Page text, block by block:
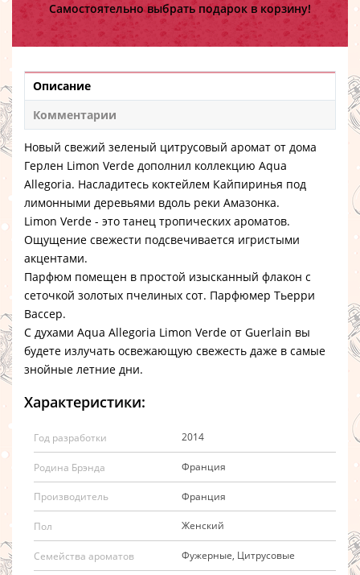
Самостоятельно выбрать подарок в корзину!
Описание
Комментарии
Новый свежий зеленый цитрусовый аромат от дома
Герлен Limon Verde дополнил коллекцию Aqua
Allegoria. Насладитесь коктейлем Кайпиринья под
лимонными деревьями вдоль реки Амазонка.
Limon Verde - это танец тропических ароматов.
Ощущение свежести подсвечивается игристыми
акцентами.
Парфюм помещен в простой изысканный флакон с
сеточкой золотых пчелиных сот. Парфюмер Тьерри
Вассер.
С духами Aqua Allegoria Limon Verde от Guerlain вы
будете излучать освежающую свежесть даже в самые
знойные летние дни.
Характеристики:
Год разработки 2014
Родина Брэнда Франция
Производитель Франция
Пол Женский
Семейства ароматов Фужерные, Цитрусовые